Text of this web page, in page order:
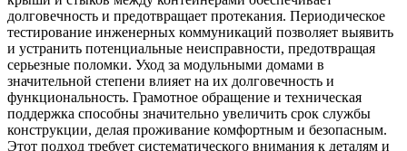
долговечность и предотвращает протекания. Периодическое
тестирование инженерных коммуникаций позволяет выявить
и устранить потенциальные неисправности, предотвращая
серьезные поломки. Уход за модульными домами в
значительной степени влияет на их долговечность и
функциональность. Грамотное обращение и техническая
поддержка способны значительно увеличить срок службы
конструкции, делая проживание комфортным и безопасным.
Этот подход требует систематического внимания к деталям и